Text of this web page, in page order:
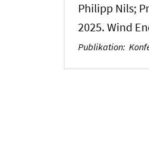
Philipp Nils;
2025. Wind
Publikation: